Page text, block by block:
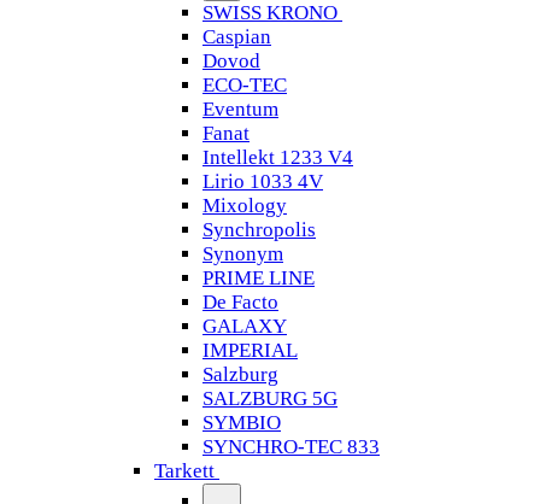
SWISS KRONO
Caspian
Dovod
ECO-TEC
Eventum
Fanat
Intellekt 1233 V4
Lirio 1033 4V
Mixology
Synchropolis
Synonym
PRIME LINE
De Facto
GALAXY
IMPERIAL
Salzburg
SALZBURG 5G
SYMBIO
SYNCHRO-TEC 833
Tarkett